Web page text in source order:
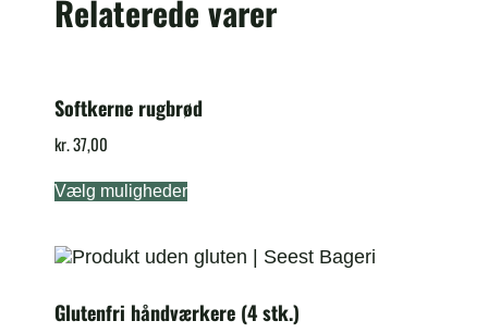
Relaterede varer
Softkerne rugbrød
kr.37,00
Vælg muligheder
Glutenfri håndværkere (4 stk.)